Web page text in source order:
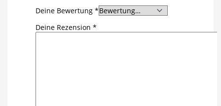
Deine Bewertung *
Deine Rezension *